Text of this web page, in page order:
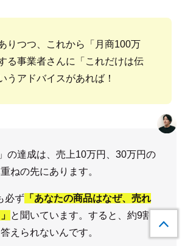
りつつ、これから「月商100万
る事業者さんに「これだけは伝
うアドバイスがあれば！
の達成は、売上10万円、30万円の
ねの先にあります。
必ず「あなたの商品はなぜ、売れ
と聞いています。すると、約9割
えられないんです。